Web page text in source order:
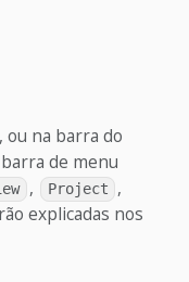
ou na barra do
de menu
, Project ,
explicadas nos